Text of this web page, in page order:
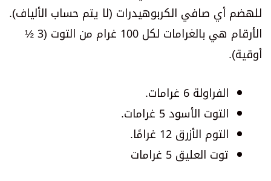
للهضم أي صافي الكربوهيدرات (لا يتم حساب الألياف).
الأرقام هي بالغرامات لكل 100 غرام من التوت (3 ½
أوقية).
الفراولة 6 غرامات.
التوت الأسود 5 غرامات.
التوم الأزرق 12 غرامًا.
توت العليق 5 غرامات